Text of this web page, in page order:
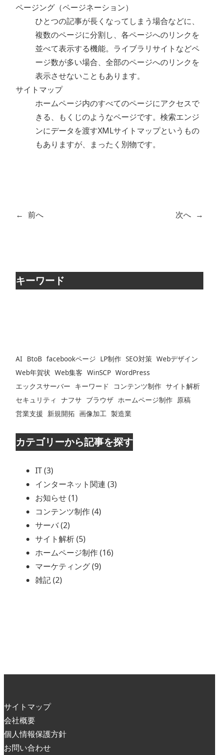
ページング（ページネーション）
ひとつの記事が長くなってしまう場合などに、
複数のページに分割し、各ページへのリンクを
並べて表示する機能。ライブラリサイトなどペ
ージ数が多い場合、全部のページへのリンクを
表示させないこともあります。
サイトマップ
ホームページ内のすべてのページにアクセスで
きる、もくじのようなページです。検索エンジ
ンにデータを渡すXMLサイトマップというもの
もありますが、まったく別物です。
← 前へ 次へ →
キーワード
AI BtoB facebookページ LP制作 SEO対策 Webデザイン
Web年賀状 Web集客 WinSCP WordPress
エックスサーバー キーワード コンテンツ制作 サイト解析
セキュリティ
ナフサ ブラウザ ホームページ制作 原稿
営業支援 新規開拓 画像加工 製造業
カテゴリーから記事を探す
IT (3)
インターネット関連 (3)
お知らせ (1)
コンテンツ制作 (4)
サーバ (2)
サイト解析 (5)
ホームページ制作 (16)
マーケティング (9)
雑記 (2)
サイトマップ
会社概要
個人情報保護方針
お問い合わせ